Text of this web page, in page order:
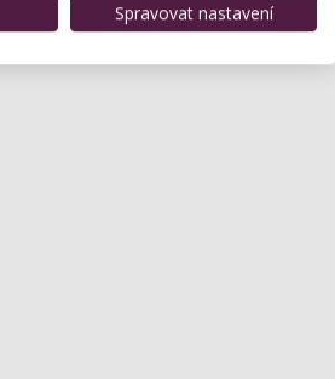
Spravovat nastavení